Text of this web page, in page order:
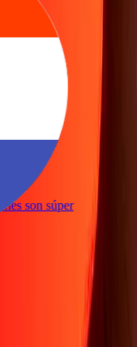
son súper